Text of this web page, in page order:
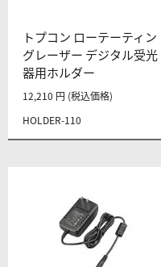
トプコン ローテーティン
グレーザー デジタル受光
器用ホルダー
HOLDER-110
12,210 円 (税込価格)